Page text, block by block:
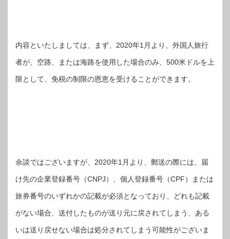
内容といたしましては、まず、2020年1月より、外国人旅行
者が、空路、または海路を使用した場合のみ、500米ドルを上
限として、免税の制限の恩恵を受けることができます。
余談ではございますが、2020年1月より、郵送の際には、届
け先の企業登録番号（CNPJ）、個人登録番号（CPF）または
旅券番号のいずれかの記載が必須となっており、どれも記載
がない場合、送付したものが送り元に戻されてしまう、ある
いは送り戻せない場合は処分されてしまう可能性がございま